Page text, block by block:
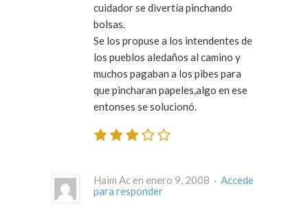
cuidador se divertía pinchando
bolsas.
Se los propuse a los intendentes de
los pueblos aledaños al camino y
muchos pagaban a los pibes para
que pincharan papeles,algo en ese
entonses se solucionó.
Haim Ac en enero 9, 2008 · Accede
para responder